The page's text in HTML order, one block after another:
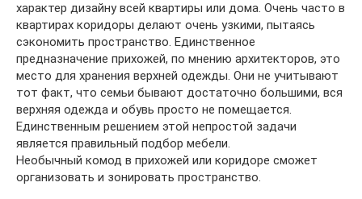
характер дизайну всей квартиры или дома. Очень часто в
квартирах коридоры делают очень узкими, пытаясь
сэкономить пространство. Единственное
предназначение прихожей, по мнению архитекторов, это
место для хранения верхней одежды. Они не учитывают
тот факт, что семьи бывают достаточно большими, вся
верхняя одежда и обувь просто не помещается.
Единственным решением этой непростой задачи
является правильный подбор мебели.
Необычный комод в прихожей или коридоре сможет
организовать и зонировать пространство.